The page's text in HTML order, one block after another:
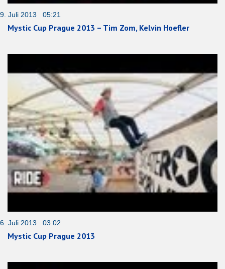
9. Juli 2013 05:21
Mystic Cup Prague 2013 – Tim Zom, Kelvin Hoefler
6. Juli 2013 03:02
Mystic Cup Prague 2013